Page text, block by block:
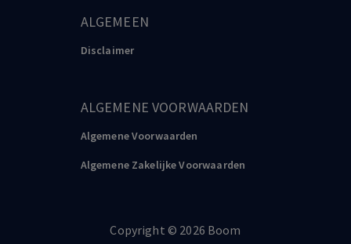
ALGEMEEN
Disclaimer
ALGEMENE VOORWAARDEN
Algemene Voorwaarden
Algemene Zakelijke Voorwaarden
Copyright ©️ 2026 Boom